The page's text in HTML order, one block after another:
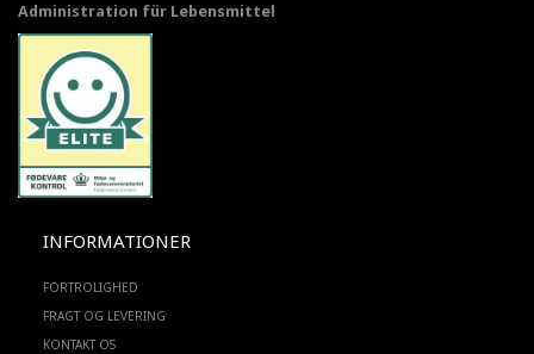
Administration für Lebensmittel
INFORMATIONER
FORTROLIGHED
FRAGT OG LEVERING
KONTAKT OS